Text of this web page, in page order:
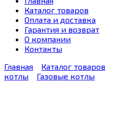
Каталог товаров
Оплата и доставка
Гарантия и возврат
О компании
Контакты
Главная
Каталог товаров
котлы
Газовые котлы